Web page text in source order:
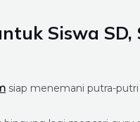
Siswa SD,
siap menemani putra-